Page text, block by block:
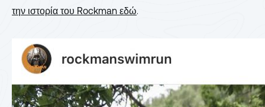
την ιστορία του Rockman εδώ.